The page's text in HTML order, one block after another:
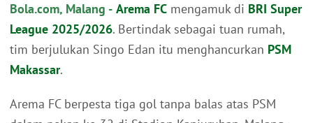
Bola.com, Malang - Arema FC mengamuk di BRI Super
League 2025/2026. Bertindak sebagai tuan rumah,
tim berjulukan Singo Edan itu menghancurkan PSM
Makassar.
Arema FC berpesta tiga gol tanpa balas atas PSM